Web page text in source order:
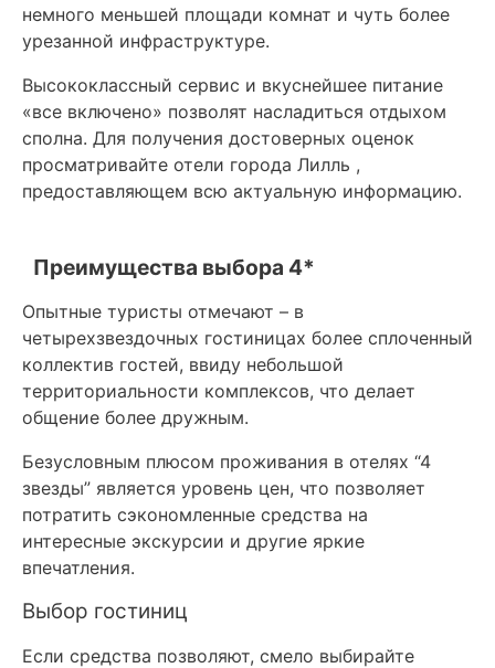
немного меньшей площади комнат и чуть более
урезанной инфраструктуре.
Высококлассный сервис и вкуснейшее питание
«все включено» позволят насладиться отдыхом
сполна. Для получения достоверных оценок
просматривайте отели города Лилль ,
предоставляющем всю актуальную информацию.
Преимущества выбора 4*
Опытные туристы отмечают – в
четырехзвездочных гостиницах более сплоченный
коллектив гостей, ввиду небольшой
территориальности комплексов, что делает
общение более дружным.
Безусловным плюсом проживания в отелях “4
звезды” является уровень цен, что позволяет
потратить сэкономленные средства на
интересные экскурсии и другие яркие
впечатления.
Выбор гостиниц
Если средства позволяют, смело выбирайте